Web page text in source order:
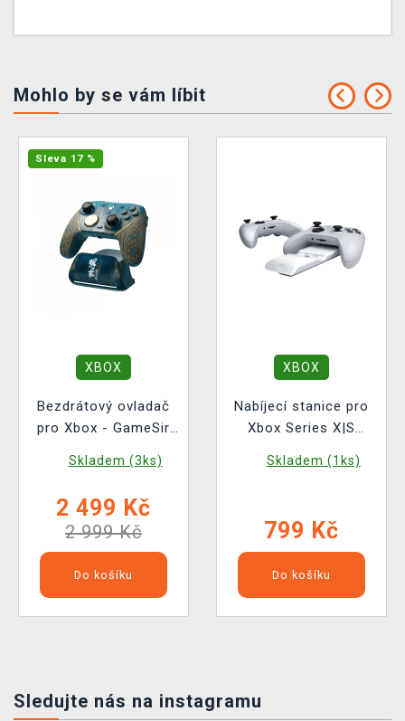
Mohlo by se vám líbit
Sleva 17 %
XBOX
Bezdrátový ovladač
pro Xbox - GameSir
Fallen Feathers
Skladem (3ks)
2 499 Kč
2 999 Kč
Do košíku
XBOX
Nabíjecí stanice pro
Xbox Series X|S
Dual White
Skladem (1ks)
799 Kč
Do košíku
Sledujte nás na instagramu